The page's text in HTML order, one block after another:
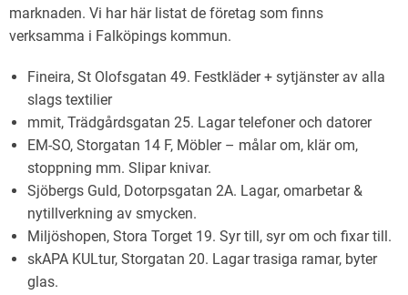
marknaden. Vi har här listat de företag som finns
verksamma i Falköpings kommun.
Fineira, St Olofsgatan 49. Festkläder + sytjänster av alla
slags textilier
mmit, Trädgårdsgatan 25. Lagar telefoner och datorer
EM-SO, Storgatan 14 F, Möbler – målar om, klär om,
stoppning mm. Slipar knivar.
Sjöbergs Guld, Dotorpsgatan 2A. Lagar, omarbetar &
nytillverkning av smycken.
Miljöshopen, Stora Torget 19. Syr till, syr om och fixar till.
skAPA KULtur, Storgatan 20. Lagar trasiga ramar, byter
glas.